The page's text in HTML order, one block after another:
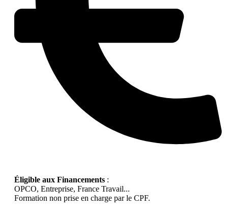
Éligible aux Financements :
OPCO, Entreprise, France Travail...
Formation non prise en charge par le CPF.